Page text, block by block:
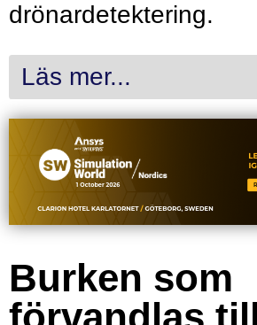
drönardetektering.
Läs mer...
Burken som